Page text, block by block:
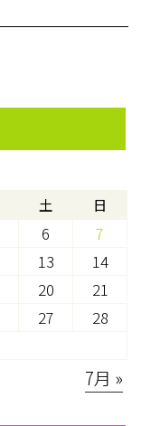
土 日
6
7
13
14
20
21
27
28
7月 »